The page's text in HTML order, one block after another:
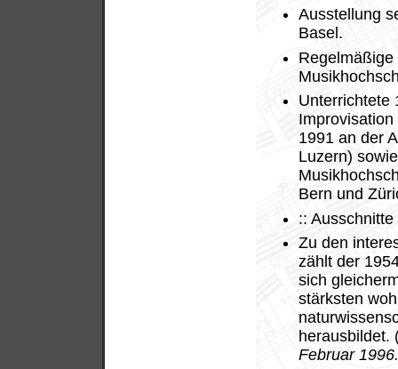
Ausstellung
Basel.
Unterrichtete
1991 an der
Luzern)
Bern und
::
Zu den
zählt der
sich
stärksten
herausbildet.
Februar